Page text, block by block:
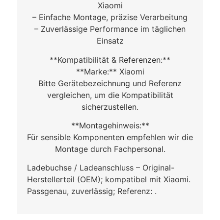
Xiaomi
– Einfache Montage, präzise Verarbeitung
– Zuverlässige Performance im täglichen
Einsatz
**Kompatibilität & Referenzen:**
**Marke:** Xiaomi
Bitte Gerätebezeichnung und Referenz
vergleichen, um die Kompatibilität
sicherzustellen.
**Montagehinweis:**
Für sensible Komponenten empfehlen wir die
Montage durch Fachpersonal.
Ladebuchse / Ladeanschluss – Original-
Herstellerteil (OEM); kompatibel mit Xiaomi.
Passgenau, zuverlässig; Referenz: .